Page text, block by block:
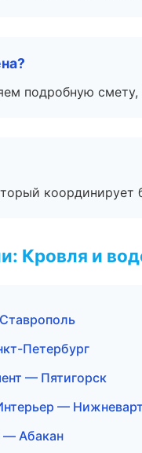
подробную
координирует
Кровля и
Петербург
— Пятигорск
—
— Абакан